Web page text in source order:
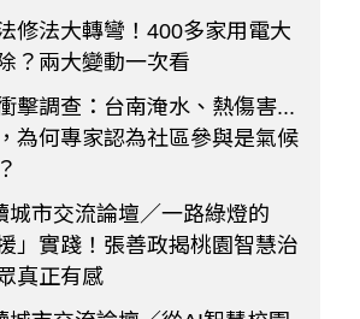
修法大轉彎！400多家用電大
？兩大變動一次看
擊調查：台南淹水、熱傷害...
為何專家認為社區參與是氣候
城市交流論壇／一路綠燈的
」實踐！張善政揭桃園智慧治
真正有感